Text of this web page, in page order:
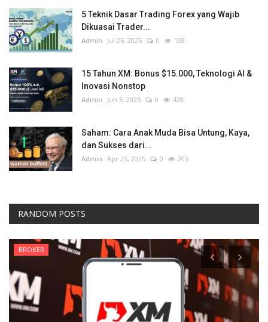
5 Teknik Dasar Trading Forex yang Wajib
Dikuasai Trader...
Admin Jul 25, 2025 0 128
15 Tahun XM: Bonus $15.000, Teknologi AI &
Inovasi Nonstop
Admin Jun 3, 2025 0 428
Saham: Cara Anak Muda Bisa Untung, Kaya,
dan Sukses dari...
Admin Apr 25, 2025 0 203
RANDOM POSTS
BROKER